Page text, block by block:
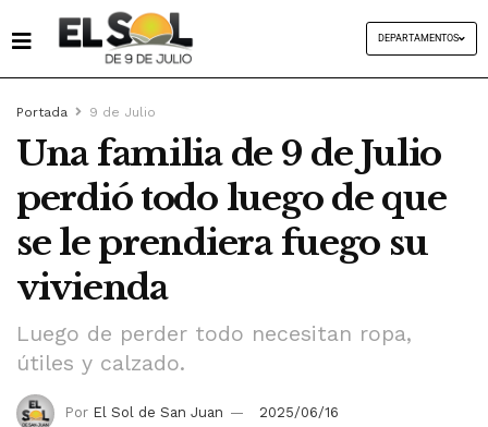
DEPARTAMENTOS
Portada 9 de Julio
Una familia de 9 de Julio
perdió todo luego de que
se le prendiera fuego su
vivienda
Luego de perder todo necesitan ropa,
útiles y calzado.
Por El Sol de San Juan 2025/06/16